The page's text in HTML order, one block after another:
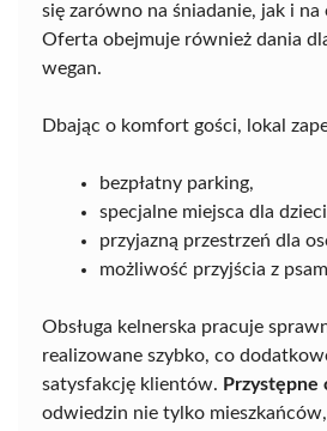
się zarówno na śniadanie, jak i na
Oferta obejmuje również dania
wegan.
Dbając o komfort gości, lokal
bezpłatny parking,
specjalne miejsca dla
przyjazną przestrzeń dla
możliwość przyjścia z
Obsługa kelnerska pracuje
realizowane szybko, co
satysfakcję klientów. Przystępne
odwiedzin nie tylko